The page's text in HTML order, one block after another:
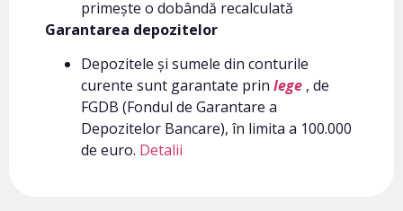
primește o dobândă recalculată
Garantarea depozitelor
Depozitele și sumele din conturile
curente sunt garantate prin lege , de
FGDB (Fondul de Garantare a
Depozitelor Bancare), în limita a 100.000
de euro. Detalii